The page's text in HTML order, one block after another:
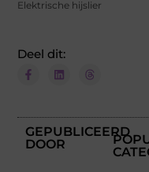
Elektrische hijslier
Deel dit:
GEPUBLICEERD
DOOR